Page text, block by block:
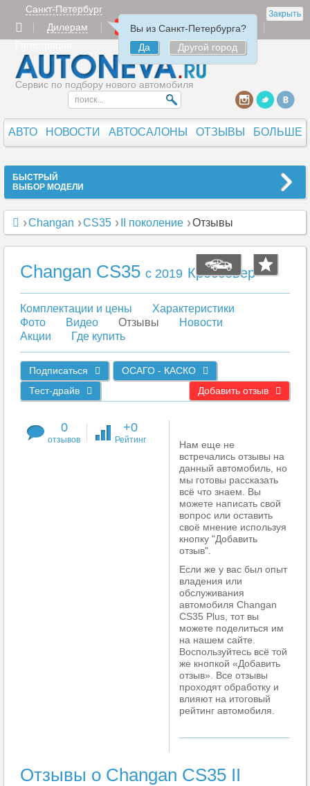
Закрыть
Санкт-Петербург
Вы из Санкт-Петербурга?
Да
Другой город
Дилерам Продать
Авторизация
Сервис по подбору нового автомобиля
АВТО НОВОСТИ АВТОСАЛОНЫ ОТЗЫВЫ БОЛЬШЕ
БЫСТРЫЙ
ВЫБОР МОДЕЛИ
Changan CS35 II поколение Отзывы
Changan CS35 c 2019 Кроссовер
Комплектации и цены
Характеристики
Фото
Видео Отзывы
Новости
Акции
Где купить
Подписаться
ОСАГО - КАСКО
Тест-драйв
Добавить отзыв
0
отзывов
+0
Рейтинг
Нам еще не
встречались отзывы на
данный автомобиль, но
мы готовы рассказать
всё что знаем. Вы
можете написать свой
вопрос или оставить
своё мнение используя
кнопку "Добавить
отзыв".
Если же у вас был опыт
владения или
обслуживания
автомобиля Changan
CS35 Plus, тот вы
можете поделиться им
на нашем сайте.
Воспользуйтесь всё той
же кнопкой «Добавить
отзыв». Все отзывы
проходят обработку и
влияют на итоговый
рейтинг автомобиля.
Отзывы о Changan CS35 II